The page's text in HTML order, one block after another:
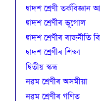
দ্বাদশ শ্ৰেণী
দ্বাদশ শ্ৰেণীৰ ভূগোল
দ্বাদশ শ্ৰেণীৰ ৰাজনীতি
দ্বাদশ শ্ৰেণীৰ শিক্ষা
দ্বিতীয় স্কন্ধ
নৱম শ্ৰেণীৰ অসমীয়া
নৱম শ্ৰেণীৰ গণিত